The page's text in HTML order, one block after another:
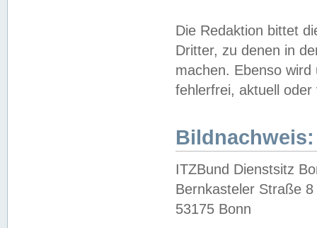
Die Redaktion bittet
Dritter, zu denen in
machen. Ebenso
fehlerfrei, aktuell oder
Bildnachweis:
ITZBund Dienstsitz
Bernkasteler Straße 8
53175 Bonn